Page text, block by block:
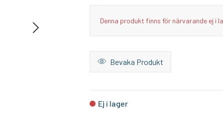
I lager
Litet och smart inbyggnadsrelä med Zigbee 3.0
Denna produkt finns för närvarande ej i
Bevaka Produkt
Ej i lager